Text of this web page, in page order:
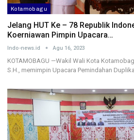
Kotamobagu
Jelang HUT Ke – 78 Republik
Koerniawan Pimpin Upacara…
Indo-news.id Agu 16, 2023
KOTAMOBAGU —Wakil Wali Kota
S.H., memimpin Upacara Pemindahan